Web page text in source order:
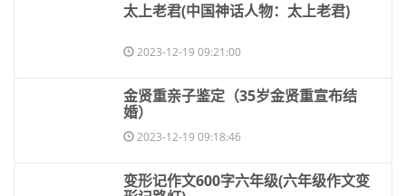
​太上老君(中国神话人物：太上老君)
2023-12-19 09:21:00
​金贤重亲子鉴定（35岁金贤重宣布结
婚）
2023-12-19 09:18:46
​变形记作文600字六年级(六年级作文变